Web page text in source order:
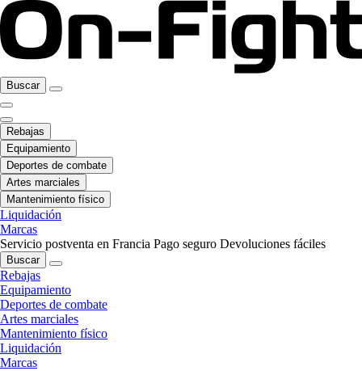
Buscar
Rebajas
Equipamiento
Deportes de combate
Artes marciales
Mantenimiento físico
Liquidación
Marcas
Servicio postventa en Francia Pago seguro Devoluciones fáciles
Buscar
Rebajas
Equipamiento
Deportes de combate
Artes marciales
Mantenimiento físico
Liquidación
Marcas